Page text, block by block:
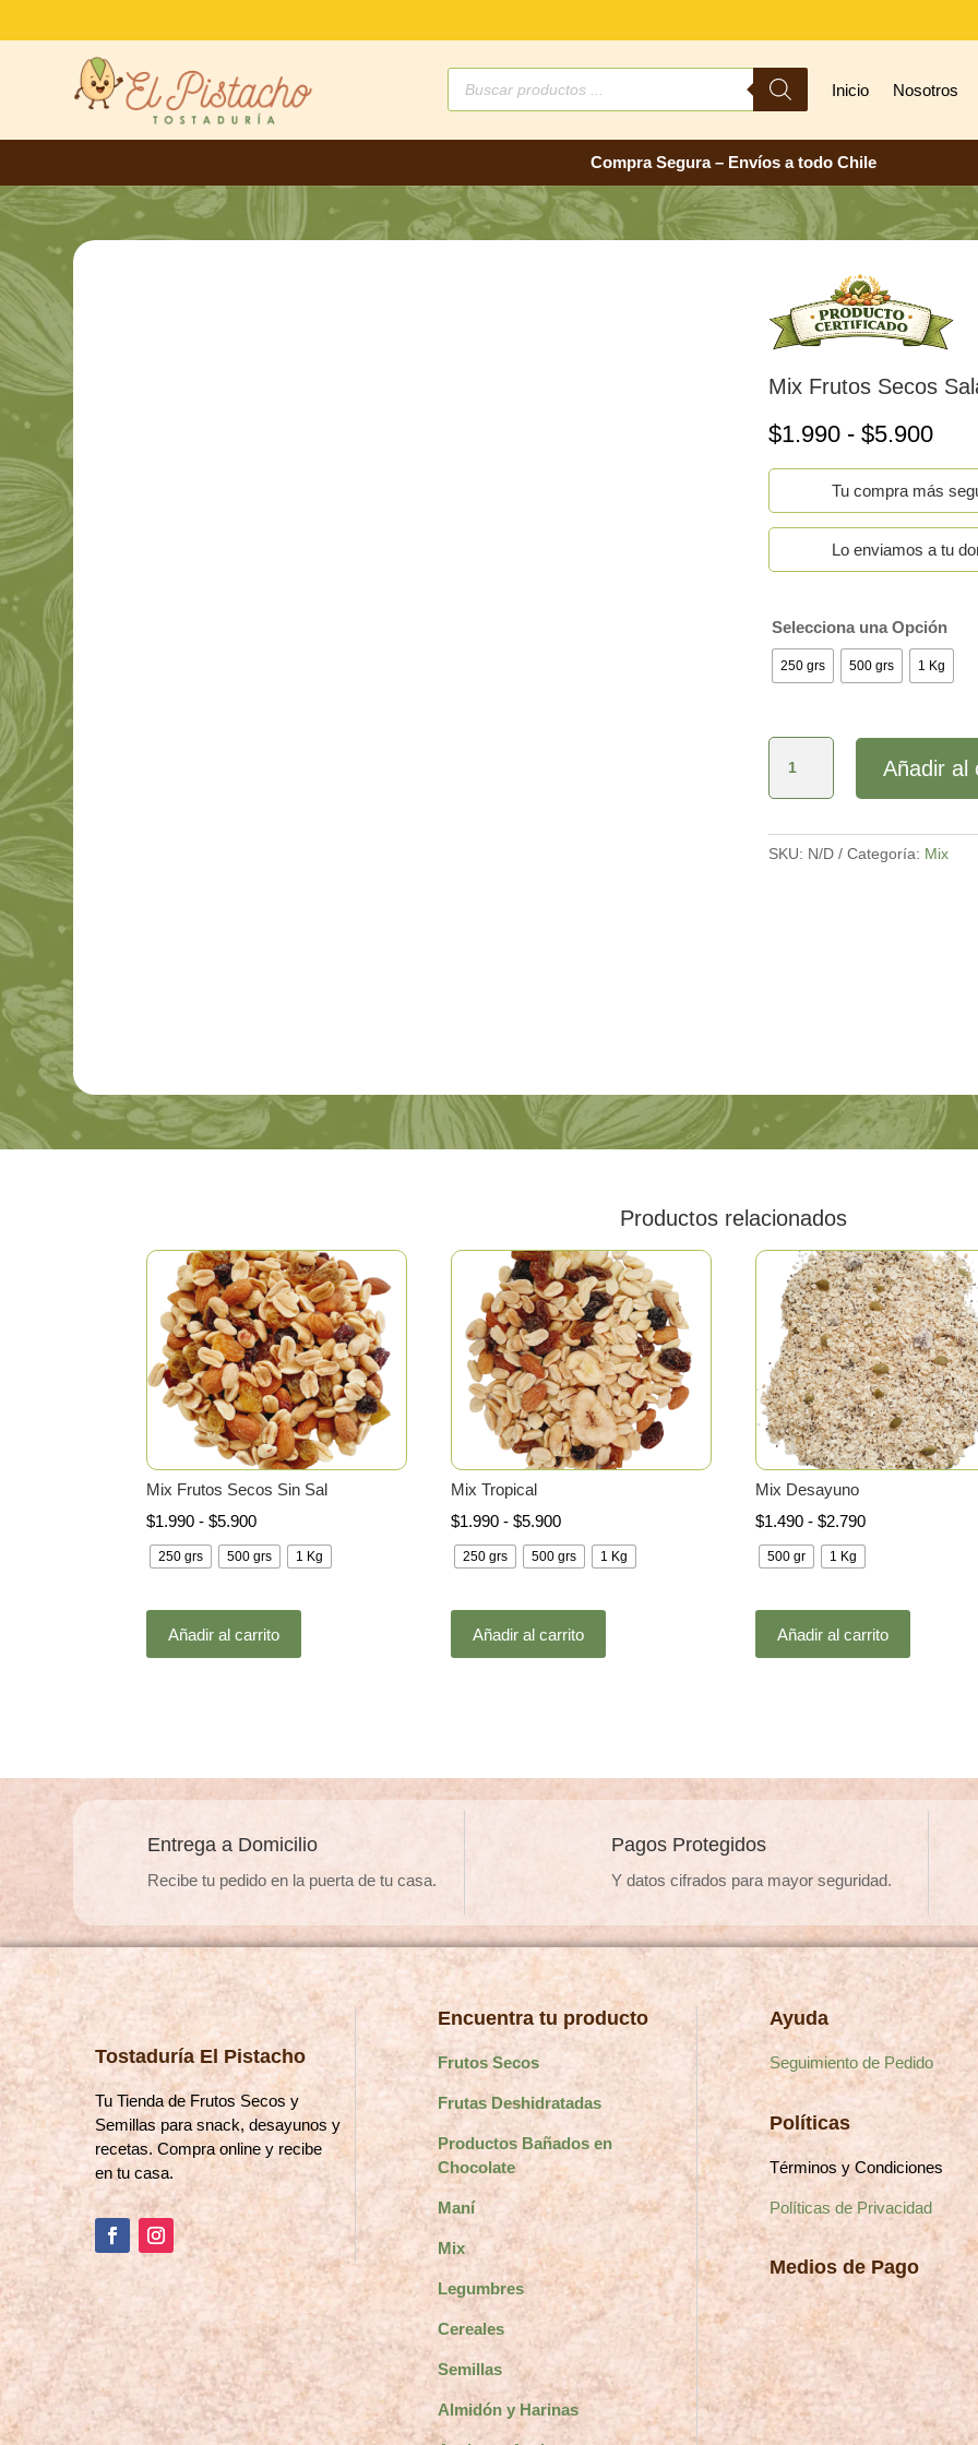
Búsqueda
productos
Inicio Nosotros
Compra Segura – Envíos a todo Chile
Mix Frutos Secos
$1.990 - $5.900
Tu compra más
Lo enviamos a tu
Selecciona una Opción
250 grs 500 grs 1 Kg
Mix
Frutos
Añadir al
SKU: N/D Categoría: Mix
Productos relacionados
Mix Frutos Secos Sin Sal
$1.990 - $5.900Rango
de
$1.990
hasta
250 grs 500 grs 1 Kg
Añadir al carrito
tiene
opciones
se
pueden
en
página
producto
Mix Tropical
$1.990 - $5.900Rango
de
$1.990
hasta
250 grs 500 grs 1 Kg
Añadir al carrito
tiene
opciones
se
elegir
en
página
de
producto
Mix Desayuno
$1.490 - $2.790Rango
de
$1.490
hasta
500 gr 1 Kg
Añadir al carrito
tiene
opciones
se
página
de
producto
Entrega a Domicilio
Recibe tu pedido en la puerta de tu casa.
Pagos Protegidos
Y datos cifrados para mayor seguridad.
Tostaduría El Pistacho
Tu Tienda de Frutos Secos y
Semillas para snack, desayunos y
recetas. Compra online y recibe
en tu casa.
Encuentra tu producto
Frutos Secos
Frutas Deshidratadas
Productos Bañados en
Chocolate
Maní
Mix
Legumbres
Cereales
Semillas
Almidón y Harinas
Ayuda
Seguimiento de Pedido
Políticas
Términos y Condiciones
Políticas de Privacidad
Medios de Pago